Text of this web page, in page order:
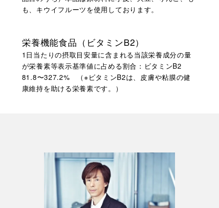
も、キウイフルーツを使用しております。
栄養機能食品（ビタミンB2）
1日当たりの摂取目安量に含まれる当該栄養成分の量
が栄養素等表示基準値に占める割合：ビタミンB2
81.8〜327.2% （※ビタミンB2は、皮膚や粘膜の健
康維持を助ける栄養素です。）